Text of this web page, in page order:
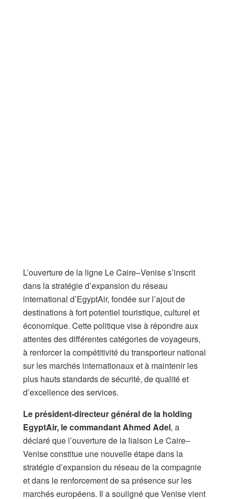
L’ouverture de la ligne Le Caire–Venise s’inscrit
dans la stratégie d’expansion du réseau
international d’EgyptAir, fondée sur l’ajout de
destinations à fort potentiel touristique, culturel et
économique. Cette politique vise à répondre aux
attentes des différentes catégories de voyageurs,
à renforcer la compétitivité du transporteur national
sur les marchés internationaux et à maintenir les
plus hauts standards de sécurité, de qualité et
d’excellence des services.
Le président-directeur général de la holding
EgyptAir, le commandant Ahmed Adel, a
déclaré que l’ouverture de la liaison Le Caire–
Venise constitue une nouvelle étape dans la
stratégie d’expansion du réseau de la compagnie
et dans le renforcement de sa présence sur les
marchés européens. Il a souligné que Venise vient